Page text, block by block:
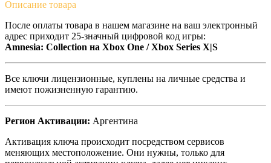
Описание товара
После оплаты товара в нашем магазине на ваш электронный
адрес приходит 25-значный цифровой код игры:
Amnesia: Collection на Xbox One / Xbox Series X|S
Все ключи лицензионные, куплены на личные средства и
имеют пожизненную гарантию.
Регион Активации: Аргентина
Активация ключа происходит посредством сервисов
меняющих местоположение. Они нужны, только для